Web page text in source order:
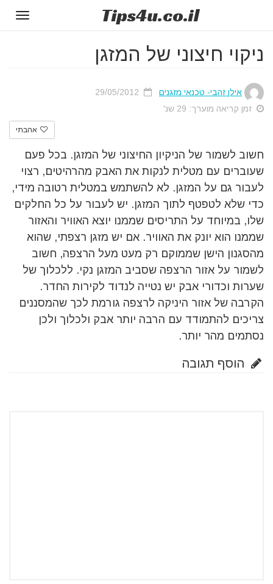
Tips4u.co.il
ניקוי חיצוני של המזגן
אילן זהבי- טכנאי מזגנים
זמן קריאה מוערך: 29 שנ'
אהבתי
חשוב לשמור של הניקיון החיצוני של המזגן. בכל פעם
שעוברים עם מטלית לנקות את האבק מהרהיטים, רצוי
לעבור גם על המזגן. לא להשתמש במטלית רטובה מידי,
כדי שלא לטפטף לתוך המזגן. יש לעבור על כל החלקים
שלו, במיוחד על התריסים שממנו יוצא האוויר והאזור
שממנו הוא יונק את האוויר. אם יש מזגן רצפתי, שהוא
מהסגנון הישן שממוקם רק מעט מעל הרצפה, חשוב
לשמור על אזור הרצפה שסביב המזגן נקי. ללכלוך של
שערות וכדורי אבק יש נטייה לנדוד לקירות החדר.
הקרבה של אזור היניקה לרצפה גורמת לכך שהמסננים
צריכים להתמודד עם הרבה יותר אבק ולכלוך ולכן
נסתמים מהר יותר.
הוסף תגובה